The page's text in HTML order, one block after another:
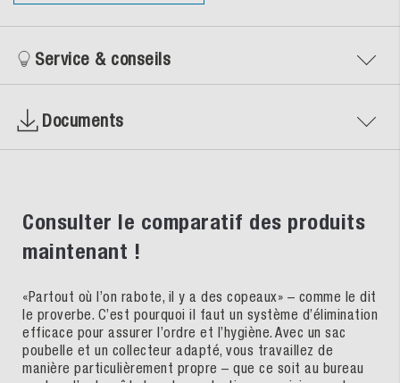
Service & conseils
Documents
Consulter le comparatif des produits
maintenant !
«Partout où l’on rabote, il y a des copeaux» – comme le dit
le proverbe. C’est pourquoi il faut un système d’élimination
efficace pour assurer l’ordre et l’hygiène. Avec un sac
poubelle et un collecteur adapté, vous travaillez de
manière particulièrement propre – que ce soit au bureau